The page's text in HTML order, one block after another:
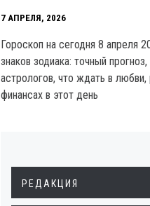
7 АПРЕЛЯ, 2026
Гороскоп на сегодня 8 апреля
знаков зодиака: точный
астрологов, что ждать в любви,
финансах в этот день
РЕДАКЦИЯ